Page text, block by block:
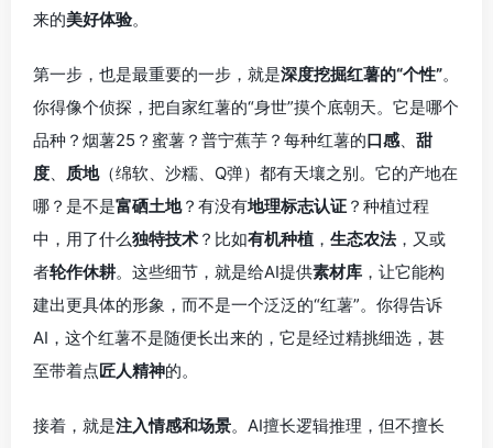
来的美好体验。
第一步，也是最重要的一步，就是深度挖掘红薯的“个性”。
你得像个侦探，把自家红薯的“身世”摸个底朝天。它是哪个
品种？烟薯25？蜜薯？普宁蕉芋？每种红薯的口感
甜
度
质地（绵软、沙糯、Q弹）都有天壤之别。它的产地在
哪？是不是富硒土地？有没有地理标志认证 ？种植过程
中，用了什么独特技术 ？比如有机种植 ， 生态农法，又或
者轮作休耕。这些细节，就是给AI提供素材库 ，让它能构
建出更具体的形象，而不是一个泛泛的“红薯”。你得告诉
AI，这个红薯不是随便长出来的，它是经过精挑细选，甚
至带着点匠人精神的。
接着，就是注入情感和场景。AI擅长逻辑推理，但不擅长